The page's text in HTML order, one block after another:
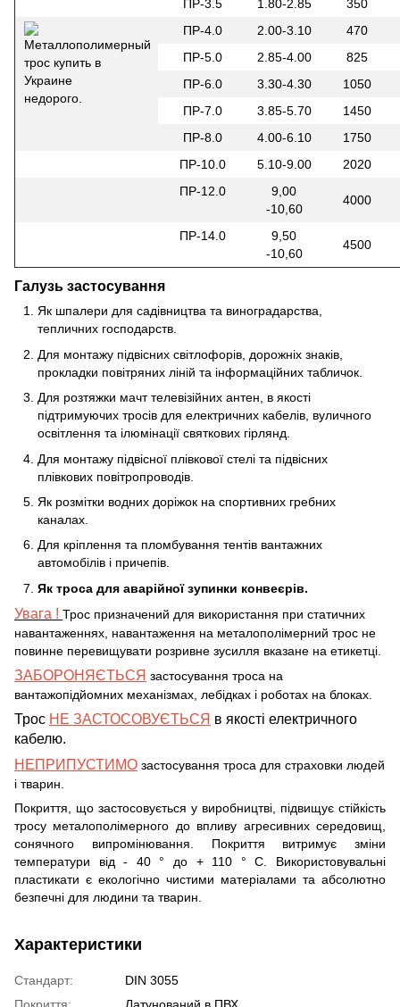
ПР-3.5
1.80-2.85
350
ПР-4.0
2.00-3.10
470
ПР-5.0
2.85-4.00
825
ПР-6.0
3.30-4.30
1050
ПР-7.0
3.85-5.70
1450
ПР-8.0
4.00-6.10
1750
ПР-10.0
5.10-9.00
2020
ПР-12.0
9,00
-10,60
4000
ПР-14.0
9,50
-10,60
4500
Галузь застосування
Як шпалери для садівництва та виноградарства,
тепличних господарств.
Для монтажу підвісних світлофорів, дорожніх знаків,
прокладки повітряних ліній та інформаційних табличок.
Для розтяжки мачт телевізійних антен, в якості
підтримуючих тросів для електричних кабелів, вуличного
освітлення та ілюмінації святкових гірлянд.
Для монтажу підвісної плівкової стелі та підвісних
плівкових повітропроводів.
Як розмітки водних доріжок на спортивних гребних
каналах.
Для кріплення та пломбування тентів вантажних
автомобілів і причепів.
Як троса для аварійної зупинки конвеєрів.
Увага ! Трос призначений для використання при статичних
навантаженнях, навантаження на металополімерний трос не
повинне перевищувати розривне зусилля вказане на етикетці.
ЗАБОРОНЯЄТЬСЯ застосування троса на
вантажопідйомних механізмах, лебідках і роботах на блоках.
Трос НЕ ЗАСТОСОВУЄТЬСЯ в якості електричного
кабелю.
НЕПРИПУСТИМО застосування троса для страховки людей
і тварин.
Покриття, що застосовується у виробництві, підвищує стійкість
тросу металополімерного до впливу агресивних середовищ,
сонячного випромінювання. Покриття витримує зміни
температури від - 40 ° до + 110 ° С. Використовувальні
пластикати є екологічно чистими матеріалами та абсолютно
безпечні для людини та тварин.
Характеристики
Стандарт:
DIN 3055